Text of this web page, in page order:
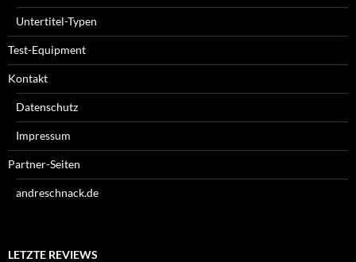
Untertitel-Typen
Test-Equipment
Kontakt
Datenschutz
Impressum
Partner-Seiten
andreschnack.de
LETZTE REVIEWS